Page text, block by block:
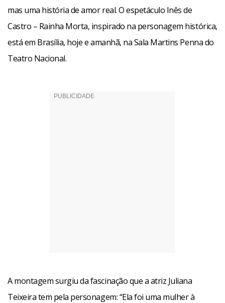
mas uma história de amor real. O espetáculo Inês de
Castro – Rainha Morta, inspirado na personagem histórica,
está em Brasília, hoje e amanhã, na Sala Martins Penna do
Teatro Nacional.
A montagem surgiu da fascinação que a atriz Juliana
Teixeira tem pela personagem: “Ela foi uma mulher à